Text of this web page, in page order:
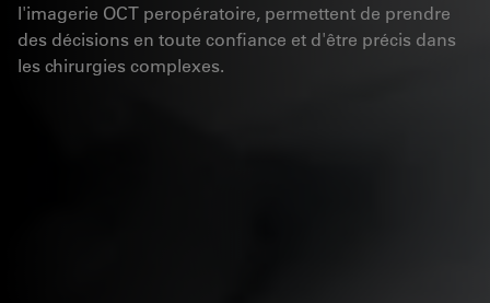
l'imagerie OCT peropératoire, permettent de prendre
des décisions en toute confiance et d'être précis dans
les chirurgies complexes.